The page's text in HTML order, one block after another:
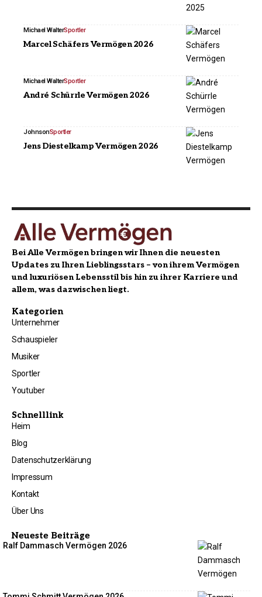
Michael WalterSportler
Marcel Schäfers Vermögen 2026
Michael WalterSportler
André Schürrle Vermögen 2026
JohnsonSportler
Jens Diestelkamp Vermögen 2026
Bei Alle Vermögen bringen wir Ihnen die neuesten
Updates zu Ihren Lieblingsstars – von ihrem Vermögen
und luxuriösen Lebensstil bis hin zu ihrer Karriere und
allem, was dazwischen liegt.
Kategorien
Unternehmer
Schauspieler
Musiker
Sportler
Youtuber
Schnelllink
Heim
Blog
Datenschutzerklärung
Impressum
Kontakt
Über Uns
Neueste Beiträge
Ralf Dammasch Vermögen 2026